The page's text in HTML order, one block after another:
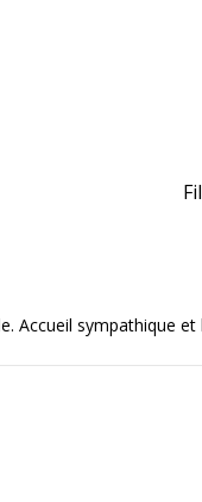
Accueil sympathique